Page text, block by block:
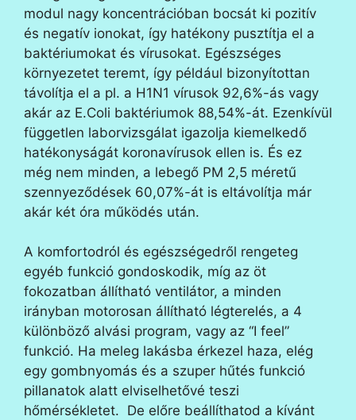
modul nagy koncentrációban bocsát ki pozitív
és negatív ionokat, így hatékony pusztítja el a
baktériumokat és vírusokat. Egészséges
környezetet teremt, így például bizonyítottan
távolítja el a pl. a H1N1 vírusok 92,6%-ás vagy
akár az E.Coli baktériumok 88,54%-át. Ezenkívül
független laborvizsgálat igazolja kiemelkedő
hatékonyságát koronavírusok ellen is. És ez
még nem minden, a lebegő PM 2,5 méretű
szennyeződések 60,07%-át is eltávolítja már
akár két óra működés után.
A komfortodról és egészségedről rengeteg
egyéb funkció gondoskodik, míg az öt
fokozatban állítható ventilátor, a minden
irányban motorosan állítható légterelés, a 4
különböző alvási program, vagy az “I feel”
funkció. Ha meleg lakásba érkezel haza, elég
egy gombnyomás és a szuper hűtés funkció
pillanatok alatt elviselhetővé teszi
hőmérsékletet. De előre beállíthatod a kívánt